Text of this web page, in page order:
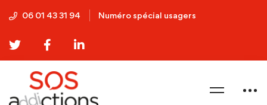
06 01 43 31 94 Numéro spécial usagers